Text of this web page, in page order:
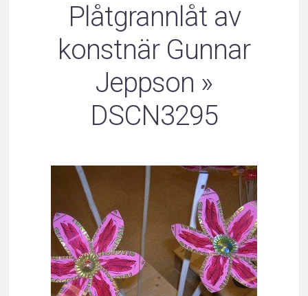
Plåtgrannlåt av
konstnär Gunnar
Jeppson »
DSCN3295